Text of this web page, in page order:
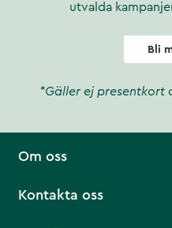
utvalda
Bli
*Gäller ej presentkort
Om oss
Kontakta oss